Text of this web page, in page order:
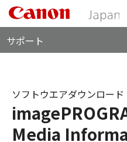
サポート
Media
ソフトウエアダウンロード